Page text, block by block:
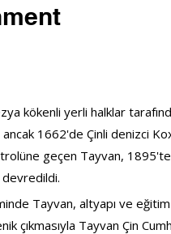
kökenli yerli halklar
1662'de Çinli denizci
geçen Tayvan, 1895'te
devredildi.
Tayvan, altyapı ve
çıkmasıyla Tayvan Çin